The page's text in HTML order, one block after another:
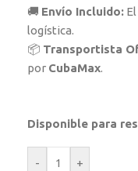
🚚 Envío Incluido:
logística.
📦 Transportista
por CubaMax.
Disponible para
- +